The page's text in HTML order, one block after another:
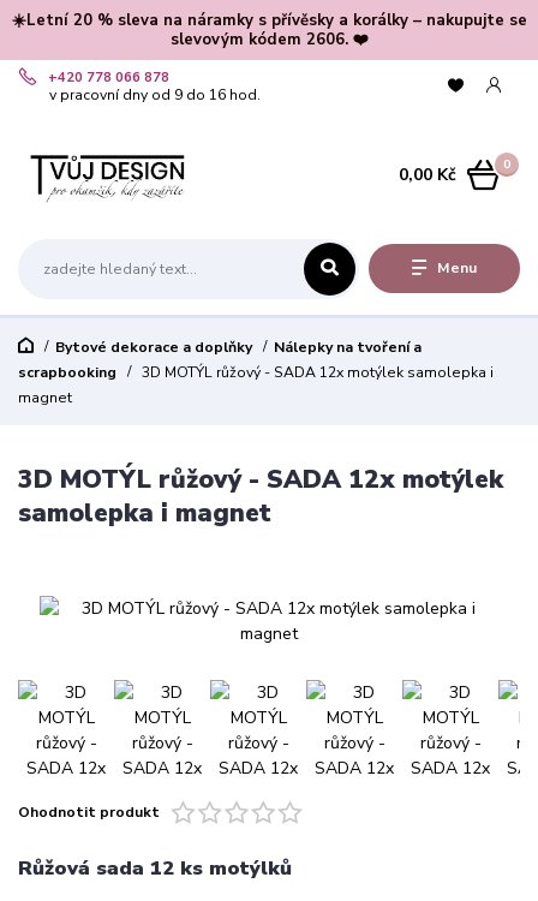
☀️Letní 20 % sleva na náramky s přívěsky a korálky – nakupujte se
slevovým kódem 2606. ❤️
Menu
+420 778 066 878
v pracovní dny od 9 do 16 hod.
0
0,00 Kč
Bytové dekorace a doplňky
Nálepky na tvoření a
scrapbooking
3D MOTÝL růžový - SADA 12x motýlek samolepka i
magnet
3D MOTÝL růžový - SADA 12x motýlek
samolepka i magnet
Ohodnotit produkt
Růžová sada 12 ks motýlků